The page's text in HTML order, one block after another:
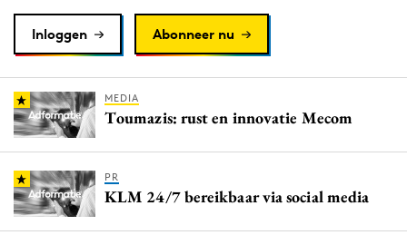
Purpose Marketing
Reputatie & crisis
Inloggen Abonneer nu
MEDIA
Toumazis: rust en innovatie Mecom
PR
KLM 24/7 bereikbaar via social media